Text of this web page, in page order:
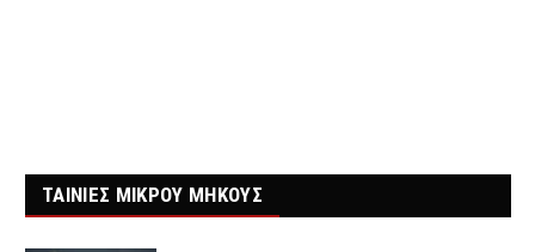
ΤΑΙΝΙΕΣ ΜΙΚΡΟΥ ΜΗΚΟΥΣ